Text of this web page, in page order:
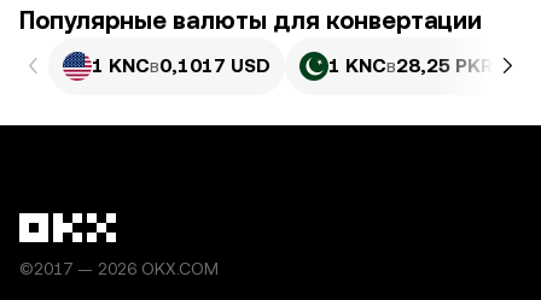
Популярные валюты для конвертации
1 KNCв0,1017 USD 1 KNCв28,25 PKR
©2017 — 2026 OKX.COM